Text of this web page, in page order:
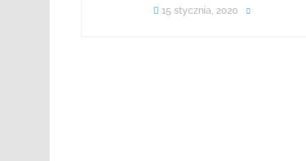
15 stycznia, 2020